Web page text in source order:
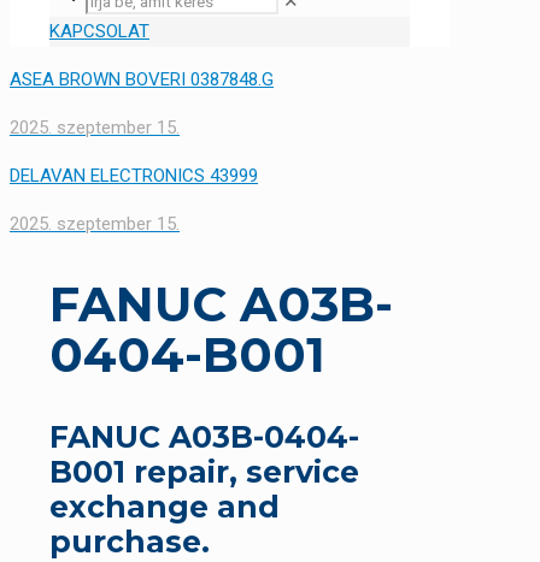
KAPCSOLAT
ASEA BROWN BOVERI 0387848.G
2025. szeptember 15.
DELAVAN ELECTRONICS 43999
2025. szeptember 15.
FANUC A03B-
0404-B001
FANUC A03B-0404-
B001 repair, service
exchange and
purchase.